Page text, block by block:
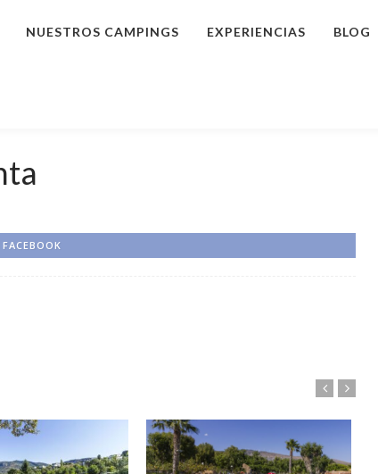
NUESTROS CAMPINGS EXPERIENCIAS BLOG
FACEBOOK